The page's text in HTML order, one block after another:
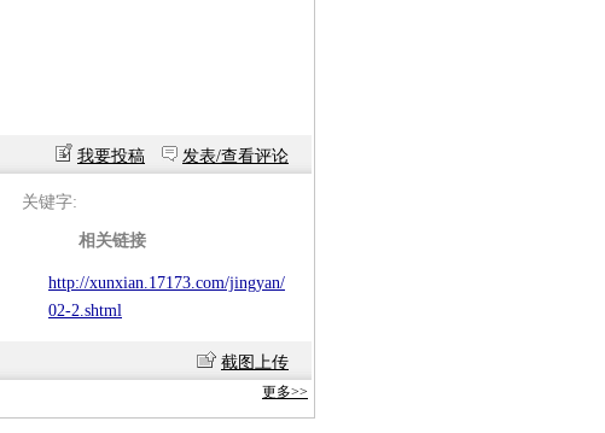
我要投稿 发表/查看评论
关键字:
相关链接
http://xunxian.17173.com/jingyan/
02-2.shtml
截图上传
更多>>